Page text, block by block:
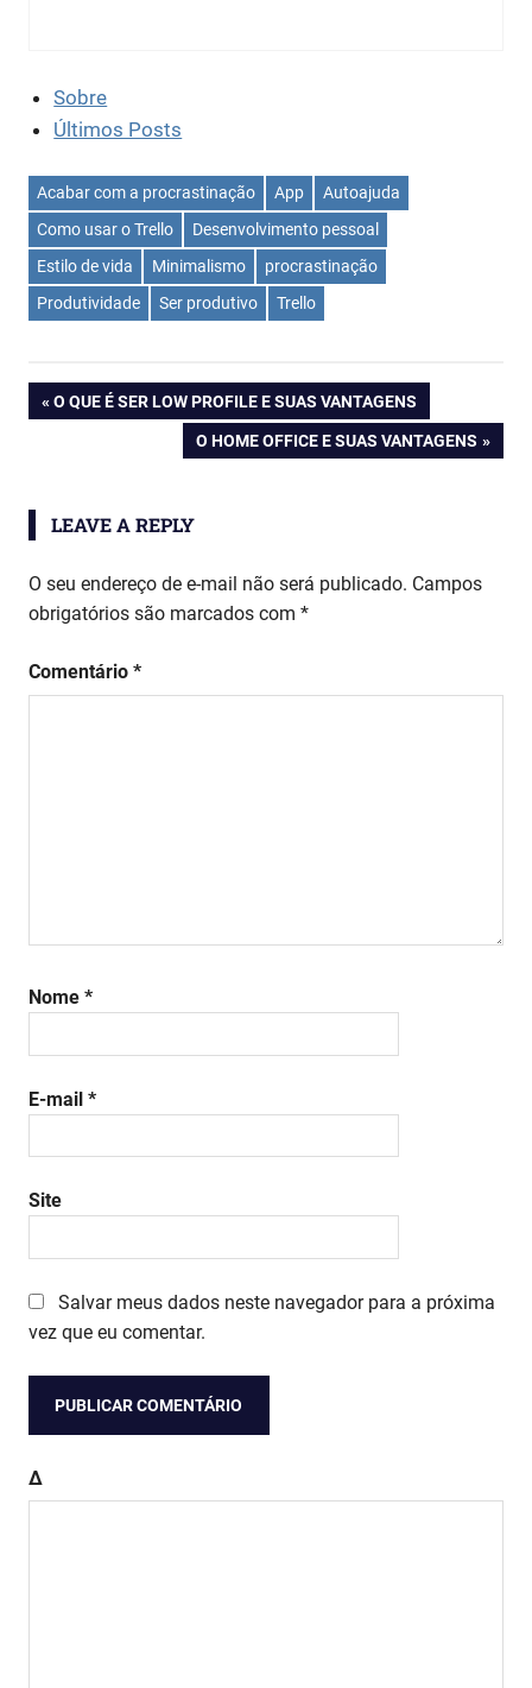
Sobre
Últimos Posts
Acabar com a procrastinação App
Autoajuda
Como usar o Trello
Desenvolvimento pessoal
Estilo de vida
Minimalismo
procrastinação
Produtividade
Ser produtivo Trello
Navegação
Post
PREVIOUS
POST:
O QUE É SER LOW PROFILE E SUAS VANTAGENS
NEXT
O HOME OFFICE E SUAS VANTAGENS
LEAVE A REPLY
O seu endereço de e-mail não será publicado. Campos
obrigatórios são marcados com *
Comentário *
Nome *
E-mail *
Site
Salvar meus dados neste navegador para a próxima
vez que eu comentar.
Δ